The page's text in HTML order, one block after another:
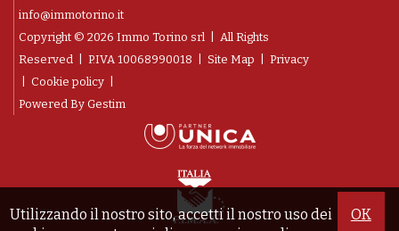
info@immotorino.it
Copyright © 2026 Immo Torino srl | All Rights
Reserved | P.IVA 10068990018 Site Map
Privacy
Cookie policy|
Powered By Gestim
Utilizzando il nostro sito, accetti il nostro uso dei
OK